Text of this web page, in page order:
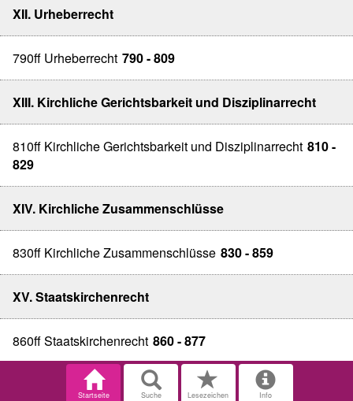
XII. Urheberrecht
790ff Urheberrecht 790 - 809
XIII. Kirchliche Gerichtsbarkeit und Disziplinarrecht
810ff Kirchliche Gerichtsbarkeit und Disziplinarrecht 810 -
829
XIV. Kirchliche Zusammenschlüsse
830ff Kirchliche Zusammenschlüsse 830 - 859
XV. Staatskirchenrecht
860ff Staatskirchenrecht 860 - 877
Startseite Suche Lesezeichen Info